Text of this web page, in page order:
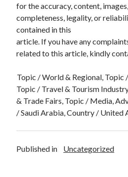
for the accuracy, content,
completeness, legality, or
contained in this
article. If you have any
related to this article, kindly
Topic / World & Regional, Topic
Topic / Travel & Tourism
& Trade Fairs, Topic / Media,
/ Saudi Arabia, Country / United
Published in Uncategorized